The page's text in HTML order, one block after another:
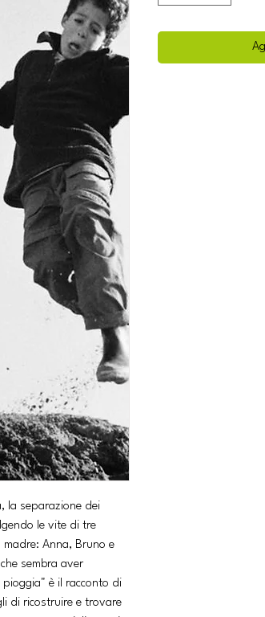
la separazione dei
le vite di tre
Anna, Bruno e
sembra aver
è il racconto di
di ricostruire e trovare